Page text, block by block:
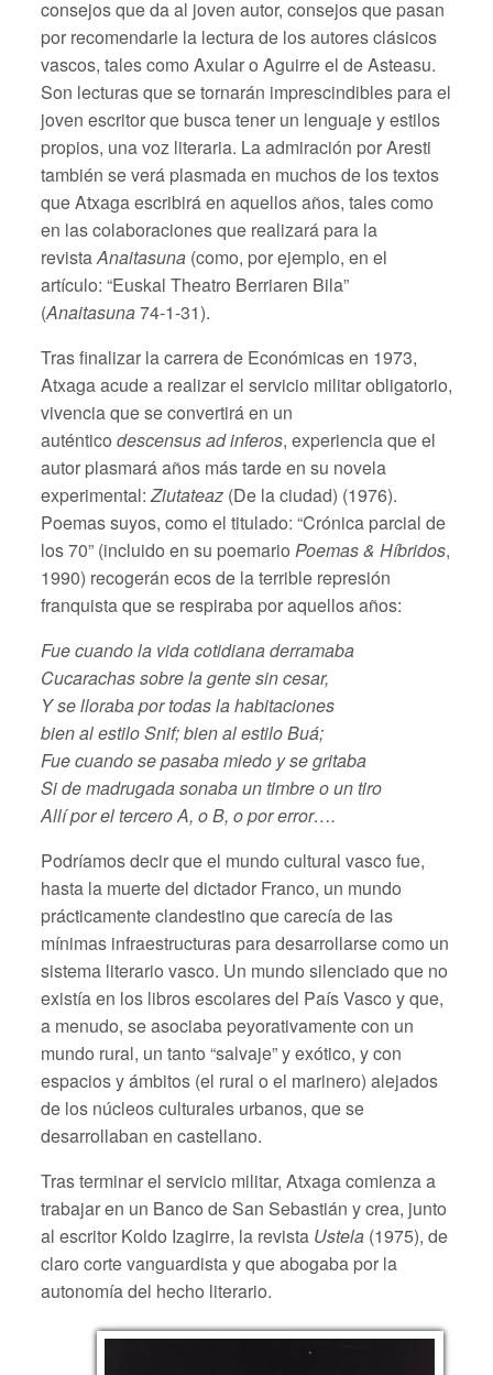
consejos que da al joven autor, consejos que pasan
por recomendarle la lectura de los autores clásicos
vascos, tales como Axular o Aguirre el de Asteasu.
Son lecturas que se tornarán imprescindibles para el
joven escritor que busca tener un lenguaje y estilos
propios, una voz literaria. La admiración por Aresti
también se verá plasmada en muchos de los textos
que Atxaga escribirá en aquellos años, tales como
en las colaboraciones que realizará para la
revistaAnaitasuna(como, por ejemplo, en el
artículo: “Euskal Theatro Berriaren Bila”
(Anaitasuna74-1-31).
Tras finalizar la carrera de Económicas en 1973,
Atxaga acude a realizar el servicio militar obligatorio,
vivencia que se convertirá en un
auténtico descensus ad inferos, experiencia que el
autor plasmará años más tarde en su novela
experimental:Ziutateaz(De la ciudad) (1976).
Poemas suyos, como el titulado: “Crónica parcial de
los 70” (incluido en su poemario Poemas & Híbridos,
1990) recogerán ecos de la terrible represión
franquista que se respiraba por aquellos años:
Fue cuando la vida cotidiana derramaba
Cucarachas sobre la gente sin cesar,
Y se lloraba por todas la habitaciones
bien al estilo Snif; bien al estilo Buá;
Fue cuando se pasaba miedo y se gritaba
Si de madrugada sonaba un timbre o un tiro
Allí por el tercero A, o B, o por error….
Podríamos decir que el mundo cultural vasco fue,
hasta la muerte del dictador Franco, un mundo
prácticamente clandestino que carecía de las
mínimas infraestructuras para desarrollarse como un
sistema literario vasco. Un mundo silenciado que no
existía en los libros escolares del País Vasco y que,
a menudo, se asociaba peyorativamente con un
mundo rural, un tanto “salvaje” y exótico, y con
espacios y ámbitos (el rural o el marinero) alejados
de los núcleos culturales urbanos, que se
desarrollaban en castellano.
Tras terminar el servicio militar, Atxaga comienza a
trabajar en un Banco de San Sebastián y crea, junto
al escritor Koldo Izagirre, la revista Ustela(1975), de
claro corte vanguardista y que abogaba por la
autonomía del hecho literario.